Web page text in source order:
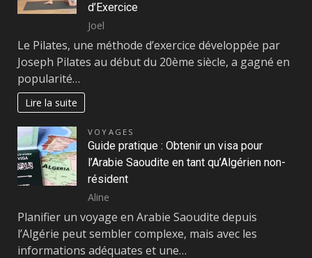
d’Exercice
Joel
Le Pilates, une méthode d’exercice développée par
Joseph Pilates au début du 20ème siècle, a gagné en
popularité…
Lire la suite
VOYAGES
Guide pratique : Obtenir un visa pour
l’Arabie Saoudite en tant qu’Algérien non-
résident
Aline
Planifier un voyage en Arabie Saoudite depuis
l’Algérie peut sembler complexe, mais avec les
informations adéquates et une…